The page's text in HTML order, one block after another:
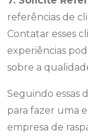
referências de
Contatar esses
experiências
sobre a
Seguindo essas
para fazer uma
empresa de